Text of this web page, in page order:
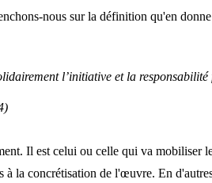
nous sur la définition qu'en
l’initiative et la
Il est celui ou celle qui va mobiliser
à la concrétisation de l'œuvre. En